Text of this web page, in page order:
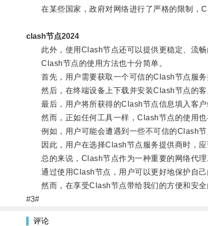
在某些国家，政府对网络进行了严格的限制，
clash节点2024
此外，使用Clash节点还可以提供更稳定、流畅
Clash节点的使用方法也十分简单。
首先，用户需要获取一个可信的Clash节点服务
然后，在终端设备上下载并安装Clash节点的客
最后，用户将所获得的Clash节点信息填入客户
然而，正如任何工具一样，Clash节点的使用也
例如，用户可能会遭遇到一些不可信的Clash节
因此，用户在选择Clash节点服务提供商时，应
总的来说，Clash节点作为一种重要的网络代理
通过使用Clash节点，用户可以更好地保护自己
然而，在享受Clash节点带给我们的方便和安全
#3#
评论